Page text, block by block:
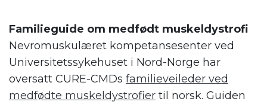
Familieguide om medfødt muskeldystrofi
Nevromuskulæret kompetansesenter ved
Universitetssykehuset i Nord-Norge har
oversatt CURE-CMDs familieveileder ved
medfødte muskeldystrofier til norsk. Guiden